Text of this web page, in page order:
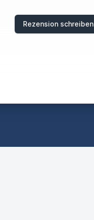
Rezension schreiben